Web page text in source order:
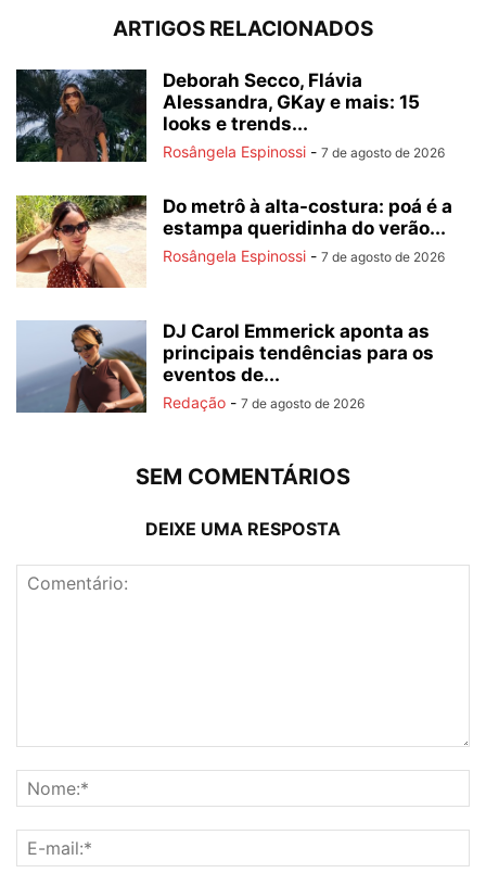
ARTIGOS RELACIONADOS
Deborah Secco, Flávia
Alessandra, GKay e mais: 15
looks e trends...
Rosângela Espinossi - 7 de agosto de 2026
Do metrô à alta-costura: poá é a
estampa queridinha do verão...
Rosângela Espinossi - 7 de agosto de 2026
DJ Carol Emmerick aponta as
principais tendências para os
eventos de...
Redação - 7 de agosto de 2026
SEM COMENTÁRIOS
DEIXE UMA RESPOSTA